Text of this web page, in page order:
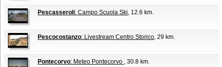
Pescasseroli: Campo Scuola Ski, 12.6 km.
Pescocostanzo: Livestream Centro Storico, 29 km.
Pontecorvo: Meteo Pontecorvo , 30.8 km.